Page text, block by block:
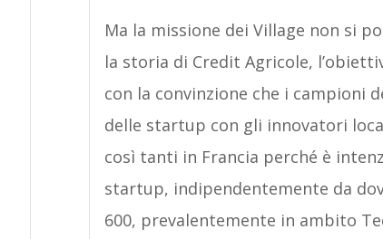
Ma la missione dei Village non si
la storia di Credit Agricole,
con la convinzione che i campioni
delle startup con gli innovatori
così tanti in Francia perché è
startup, indipendentemente da
600, prevalentemente in ambito